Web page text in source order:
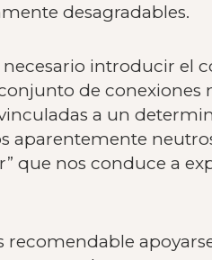
desagradables.
introducir el
de conexiones
a un
aparentemente
que nos conduce a